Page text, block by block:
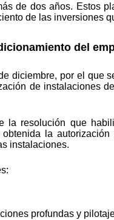
de dos años. Estos
de las inversiones
del
diciembre, por el que
de instalaciones
la resolución que
la
instalaciones.
profundas y